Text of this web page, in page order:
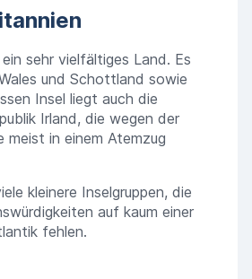
sehr vielfältiges Land. Es
und Schottland sowie
Insel liegt auch die
Irland, die wegen der
meist in einem Atemzug
kleinere Inselgruppen, die
auf kaum einer
fehlen.